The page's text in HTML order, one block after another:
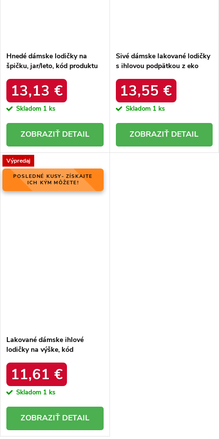
Hnedé dámske lodičky na
špičku, jar/leto, kód produktu
13,13 €
Skladom 1 ks
DETAIL
Sivé dámske lakované lodičky
s ihlovou podpätkou z eko
01G / S2-95P
13,55 €
Skladom 1 ks
DETAIL
Výpredaj
POSLEDNÉ KUSY- ZÍSKAJTE
ICH KÝM MÔŽETE!
Lakované dámske ihlové
lodičky na výške, kód
11,61 €
Skladom 1 ks
DETAIL